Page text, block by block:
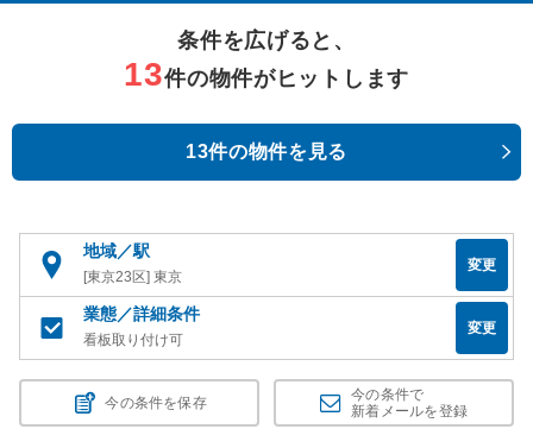
条件を広げると、
13件の物件がヒットします
13件の物件を見る
地域／駅
[東京23区] 東京
変更
業態／詳細条件
看板取り付け可
変更
今の条件を保存
今の条件で
新着メールを登録